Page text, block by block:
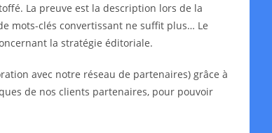
La preuve est la description lors de la
mots-clés convertissant ne suffit plus… Le
la stratégie éditoriale.
avec notre réseau de partenaires) grâce à
de nos clients partenaires, pour pouvoir